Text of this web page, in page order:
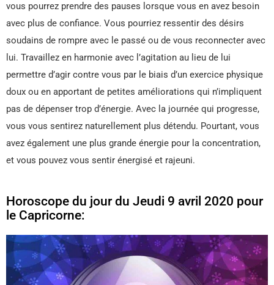
vous pourrez prendre des pauses lorsque vous en avez besoin
avec plus de confiance. Vous pourriez ressentir des désirs
soudains de rompre avec le passé ou de vous reconnecter avec
lui. Travaillez en harmonie avec l’agitation au lieu de lui
permettre d’agir contre vous par le biais d’un exercice physique
doux ou en apportant de petites améliorations qui n’impliquent
pas de dépenser trop d’énergie. Avec la journée qui progresse,
vous vous sentirez naturellement plus détendu. Pourtant, vous
avez également une plus grande énergie pour la concentration,
et vous pouvez vous sentir énergisé et rajeuni.
Horoscope du jour du Jeudi 9 avril 2020 pour
le Capricorne: